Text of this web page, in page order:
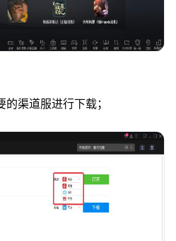
渠道服进行下载；